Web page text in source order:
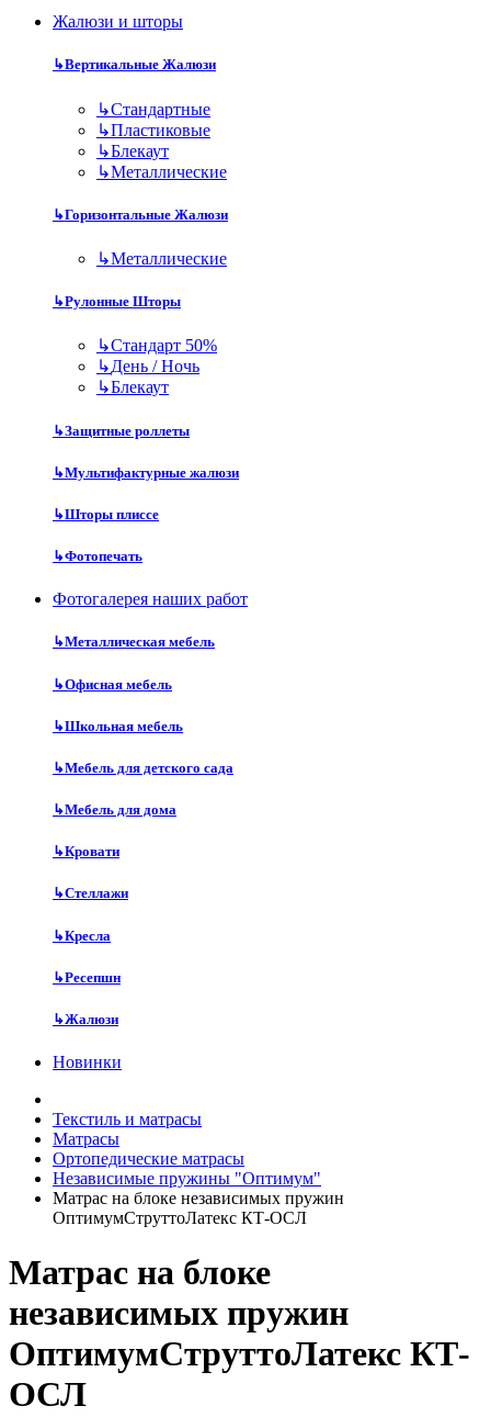
Жалюзи и шторы
↳Вертикальные Жалюзи
↳Стандартные
↳Пластиковые
↳Блекаут
↳Металлические
↳Горизонтальные Жалюзи
↳Металлические
↳Рулонные Шторы
↳Стандарт 50%
↳День / Ночь
↳Блекаут
↳Защитные роллеты
↳Мультифактурные жалюзи
↳Шторы плиссе
↳Фотопечать
Фотогалерея наших работ
↳Металлическая мебель
↳Офисная мебель
↳Школьная мебель
↳Мебель для детского сада
↳Мебель для дома
↳Кровати
↳Стеллажи
↳Кресла
↳Ресепшн
↳Жалюзи
Новинки
Текстиль и матрасы
Матрасы
Ортопедические матрасы
Независимые пружины "Оптимум"
Матрас на блоке независимых пружин
ОптимумСтруттоЛатекс КТ-ОСЛ
Матрас на блоке
независимых пружин
ОптимумСтруттоЛатекс КТ-
ОСЛ